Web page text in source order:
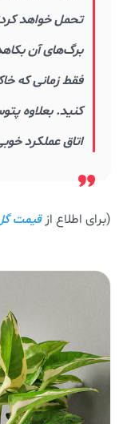
تحمل خواهد
برگ‌های آن
فقط زمانی که
کنید. بعلاوه
اتاق عملکرد
(برای اطلاع ازقیمت